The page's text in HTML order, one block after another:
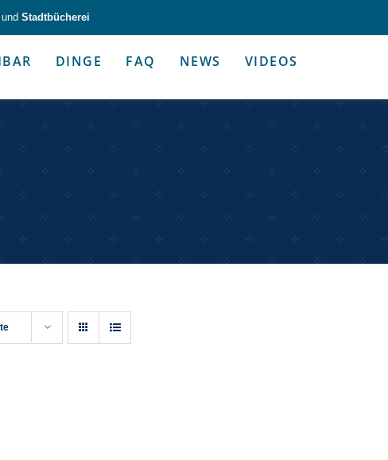
und Stadtbücherei
DINGE
& Alltagshelfer
& Altagshelfer
selbst in die Hand.
Medien & Kommunikation
FAQ NEWS VIDEOS